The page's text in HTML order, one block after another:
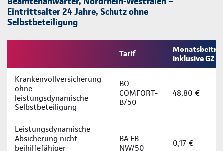
Eintrittsalter 24 Jahre, Schutz ohne
Selbstbeteiligung
Tarif
inklusive GZ
Krankenvollversicherung
ohne
leistungsdynamische
Selbstbeteiligung
BO
COMFORT-
B/50
48,80 €
Leistungsdynamische
Absicherung nicht
beihilfefähiger
BA EB-
NW/50
0,17 €